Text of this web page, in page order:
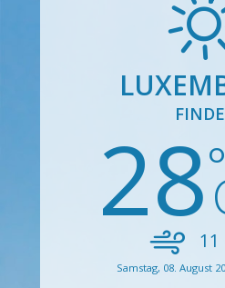
2811
Samstag, 08. August